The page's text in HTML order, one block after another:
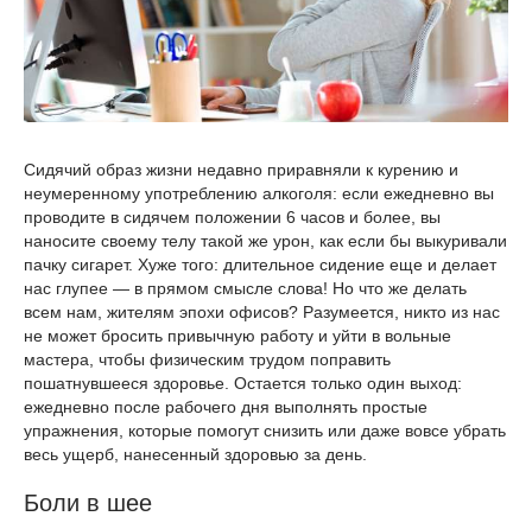
Сидячий образ жизни недавно приравняли к курению и
неумеренному употреблению алкоголя: если ежедневно вы
проводите в сидячем положении 6 часов и более, вы
наносите своему телу такой же урон, как если бы выкуривали
пачку сигарет. Хуже того: длительное сидение еще и делает
нас глупее — в прямом смысле слова! Но что же делать
всем нам, жителям эпохи офисов? Разумеется, никто из нас
не может бросить привычную работу и уйти в вольные
мастера, чтобы физическим трудом поправить
пошатнувшееся здоровье. Остается только один выход:
ежедневно после рабочего дня выполнять простые
упражнения, которые помогут снизить или даже вовсе убрать
весь ущерб, нанесенный здоровью за день.
Боли в шее